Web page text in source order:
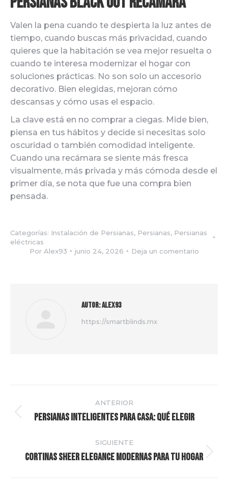
Valen la pena cuando te despierta la luz antes de
tiempo, cuando buscas más privacidad, cuando
quieres que la habitación se vea mejor resuelta o
cuando te interesa modernizar el hogar con
soluciones prácticas. No son solo un accesorio
decorativo. Bien elegidas, mejoran cómo
descansas y cómo usas el espacio.
La clave está en no comprar a ciegas. Mide bien,
piensa en tus hábitos y decide si necesitas solo
oscuridad o también comodidad inteligente.
Cuando una recámara se siente más fresca
visualmente, más privada y más cómoda desde el
primer día, se nota que fue una compra bien
pensada.
Categorías: Instalación de Persianas, Persianas, Persianas
eléctricas
Por Alex93 junio 24, 2026 Deja un comentario
Autor:Alex93
https://smartblinds.mx
entre
ANTERIOR
Publicación
Persianas inteligentes para casa: qué elegir
SIGUIENTE
Publicación
Cortinas Sheer Elegance modernas para tu hogar